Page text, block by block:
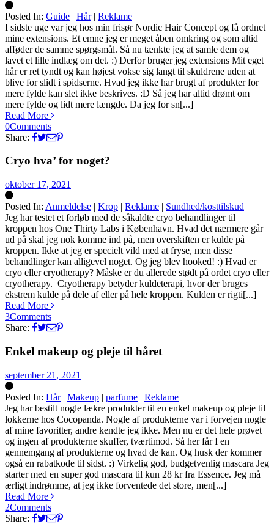
Posted In: Guide | Hår| Reklame
Silke
I sidste uge var jeg hos min frisør Nordic Hair Concept og få ordnet
mine extensions. Et emne jeg er meget åben omkring og som altid
afføder de samme spørgsmål. Så nu tænkte jeg at samle dem og
lavet et lille indlæg om det. :) Derfor bruger jeg extensions Mit eget
hår er ret tyndt og kan højest vokse sig langt til skuldrene uden at
blive for slidt i spidserne. Hvad jeg ikke har brugt af produkter for
mere fylde kan slet ikke beskrives. :D Så jeg har altid drømt om
mere fylde og lidt mere længde. Da jeg for sn[...]
Read More
0Comments
Share:
Cryo hva’ for noget?
oktober 17, 2021
Posted In: Anmeldelse | Krop | Reklame | Sundhed/kosttilskud
Silke
Jeg har testet et forløb med de såkaldte cryo behandlinger til
kroppen hos One Thirty Labs i København. Hvad det nærmere går
ud på skal jeg nok komme ind på, men overskiften er kulde på
kroppen. Ikke at jeg er specielt vild med at fryse, men disse
behandlinger kan alligevel noget. Og jeg blev hooked! :) Hvad er
cryo eller cryotherapy? Måske er du allerede stødt på ordet cryo eller
cryotherapy. Cryotherapy betyder kuldeterapi, hvor der bruges
ekstrem kulde på dele af eller på hele kroppen. Kulden er rigti[...]
Read More
3Comments
Share:
Enkel makeup og pleje til håret
september 21, 2021
Posted In: Hår| Makeup | parfume | Reklame
Silke
Jeg har bestilt nogle lækre produkter til en enkel makeup og pleje til
lokkerne hos Cocopanda. Nogle af produkterne var i forvejen nogle
af mine favoritter, andre kendte jeg ikke. Men nu er det hele prøvet
og ingen af produkterne skuffer, tværtimod. Så her får I en
gennemgang af produkterne og hvad de kan. Og husk der kommer
også en rabatkode til sidst. :) Virkelig god, budgetvenlig mascara Jeg
starter med en super god mascara til kun 28 kr fra Essence. Jeg må
ærligt indrømme, at jeg ikke forventede det store, men[...]
Read More
2Comments
Share: